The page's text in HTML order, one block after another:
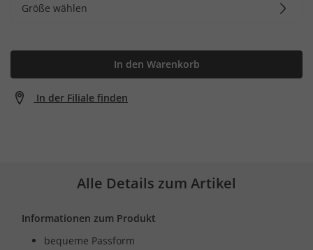
Größe wählen
In den Warenkorb
In der Filiale finden
Alle Details zum Artikel
Informationen zum Produkt
bequeme Passform